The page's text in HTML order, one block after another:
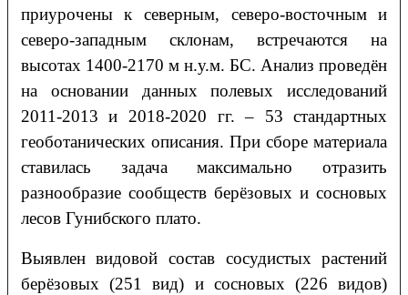
приурочены к северным, северо-восточным и
северо-западным склонам, встречаются на
высотах 1400-2170 м н.у.м. БС. Анализ проведён
на основании данных полевых исследований
2011-2013 и 2018-2020 гг. – 53 стандартных
геоботанических описания. При сборе материала
ставилась задача максимально отразить
разнообразие сообществ берёзовых и сосновых
лесов Гунибского плато.
Выявлен видовой состав сосудистых растений
берёзовых (251 вид) и сосновых (226 видов)